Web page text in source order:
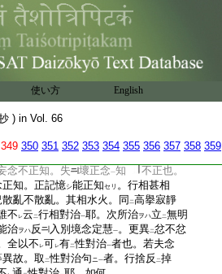
使い方 English
) in Vol. 66
349 350 351 352 353 354 355 356 357 358 359
。不レ 爾論文甚爲二相違一
一可 被 疑。又説性對治即妄念
。是 ノ 論義也
治
淨相翻義一。且反二 癡分妄念散亂不正
立正念正定正知。可 通 行相對治･性
答。唯限ト二性對治一 見タリ 問。爾 15 也。
性對治即妄念等三癡分者是不
。體性既相翻。行相何不レ爾耶。 17
就
念不正知。失 壞正念一知
不正也。
知。正記憶シ能正知セリ 。行相甚相
亂不散亂。其相水火。同 二高擧寂靜
不 レ云 二行相對治一耶。次所治ヲハ立 二無明
治ヲハ反 入別境念定慧一。更異二忿不忿
全以不 レ可レ有二性對治一者也。若夫念
故。取 二性對治句ニ一者。行捨反 二掉